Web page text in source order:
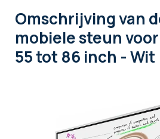
Omschrijvingvan
mobiele steun
55 tot 86 inch - Wit